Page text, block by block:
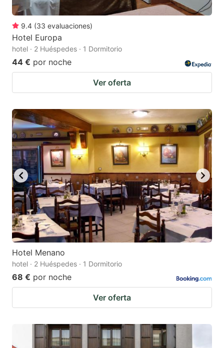
9.4 (33 evaluaciones)
Hotel Europa
hotel · 2 Huéspedes · 1 Dormitorio
44 € por noche
Ver oferta
Hotel Menano
hotel · 2 Huéspedes · 1 Dormitorio
68 € por noche
Ver oferta